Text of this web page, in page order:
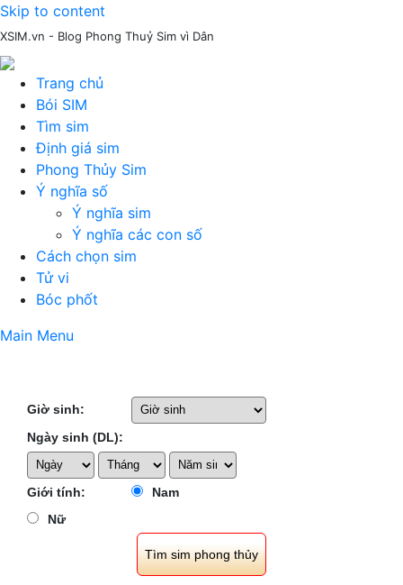
Skip to content
XSIM.vn - Blog Phong Thuỷ Sim vì Dân
Trang chủ
Bói SIM
Tìm sim
Định giá sim
Phong Thủy Sim
Ý nghĩa số
Ý nghĩa sim
Ý nghĩa các con số
Cách chọn sim
Tử vi
Bóc phốt
Main Menu
Giờ sinh:
Ngày sinh (DL):
Giới tính:
Nam
Nữ